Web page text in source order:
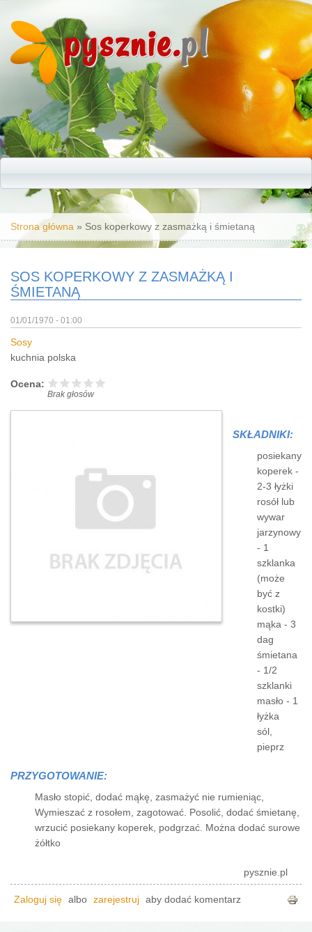
pysznie.pl
Jesteś tutaj
Strona główna » Sos koperkowy z zasmażką i śmietaną
SOS KOPERKOWY Z ZASMAŻKĄ I
ŚMIETANĄ
01/01/1970 - 01:00
Sosy
kuchnia polska
Ocena:
Brak głosów
SKŁADNIKI:
posiekany
koperek -
2-3 łyżki
rosół lub
wywar
jarzynowy
- 1
szklanka
(może
być z
kostki)
mąka - 3
dag
śmietana
- 1/2
szklanki
masło - 1
łyżka
sól,
pieprz
PRZYGOTOWANIE:
Masło stopić, dodać mąkę, zasmażyć nie rumieniąc,
Wymieszać z rosołem, zagotować. Posolić, dodać śmietanę,
wrzucić posiekany koperek, podgrzać. Można dodać surowe
żółtko
pysznie.pl
Zaloguj się albo zarejestruj aby dodać komentarz